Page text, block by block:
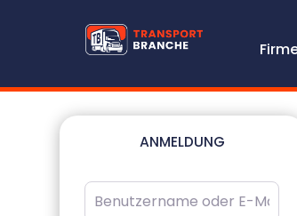
ANMELDUNG
Benutzername oder E-Mail-